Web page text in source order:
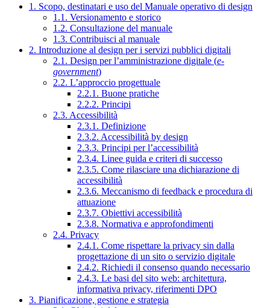
1. Scopo, destinatari e uso del Manuale operativo di design
1.1. Versionamento e storico
1.2. Consultazione del manuale
1.3. Contribuisci al manuale
2. Introduzione al design per i servizi pubblici digitali
2.1. Design per l’amministrazione digitale (e-
government)
2.2. L’approccio progettuale
2.2.1. Buone pratiche
2.2.2. Principi
2.3. Accessibilità
2.3.1. Definizione
2.3.2. Accessibilità by design
2.3.3. Principi per l’accessibilità
2.3.4. Linee guida e criteri di successo
2.3.5. Come rilasciare una dichiarazione di
accessibilità
2.3.6. Meccanismo di feedback e procedura di
attuazione
2.3.7. Obiettivi accessibilità
2.3.8. Normativa e approfondimenti
2.4. Privacy
2.4.1. Come rispettare la privacy sin dalla
progettazione di un sito o servizio digitale
2.4.2. Richiedi il consenso quando necessario
2.4.3. Le basi del sito web: architettura,
informativa privacy, riferimenti DPO
3. Pianificazione, gestione e strategia